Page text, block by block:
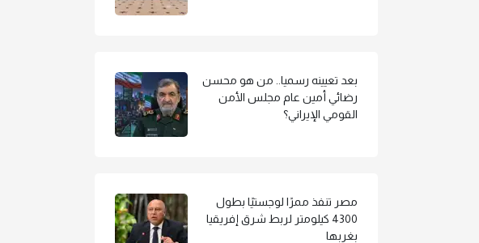
بعد تعيينه رسميا.. من هو محسن
رضائي أمين عام مجلس الأمن
القومي الإيراني؟
مصر تنفذ ممرًا لوجستيًا بطول
4300 كيلومتر لربط شرق إفريقيا
بغربها